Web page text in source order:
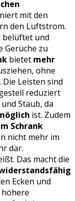
mit den
den Luftstrom.
belüftet und
Gerüche zu
bietet mehr
ohne
Die Leisten sind
reduziert
Staub, da
ist. Zudem
Schrank
nicht mehr im
dar.
Das macht die
Ecken und